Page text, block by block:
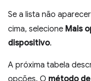
Se a lista não
cima, selecione Mais
dispositivo.
A próxima tabela
opções. O método